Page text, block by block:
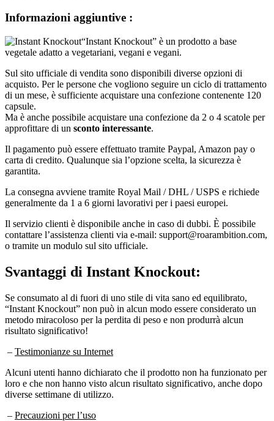
Informazioni aggiuntive :
“Instant Knockout” è un prodotto a base
vegetale adatto a vegetariani, vegani e vegani.
Sul sito ufficiale di vendita sono disponibili diverse opzioni di
acquisto. Per le persone che vogliono seguire un ciclo di trattamento
di un mese, è sufficiente acquistare una confezione contenente 120
capsule.
Ma è anche possibile acquistare una confezione da 2 o 4 scatole per
approfittare di un sconto interessante.
Il pagamento può essere effettuato tramite Paypal, Amazon pay o
carta di credito. Qualunque sia l’opzione scelta, la sicurezza è
garantita.
La consegna avviene tramite Royal Mail / DHL / USPS e richiede
generalmente da 1 a 6 giorni lavorativi per i paesi europei.
Il servizio clienti è disponibile anche in caso di dubbi. È possibile
contattare l’assistenza clienti via e-mail: support@roarambition.com,
o tramite un modulo sul sito ufficiale.
Svantaggi di Instant Knockout:
Se consumato al di fuori di uno stile di vita sano ed equilibrato,
“Instant Knockout” non può in alcun modo essere considerato un
metodo miracoloso per la perdita di peso e non produrrà alcun
risultato significativo!
– Testimonianze su Internet
Alcuni utenti hanno dichiarato che il prodotto non ha funzionato per
loro e che non hanno visto alcun risultato significativo, anche dopo
diverse settimane di utilizzo.
– Precauzioni per l’uso